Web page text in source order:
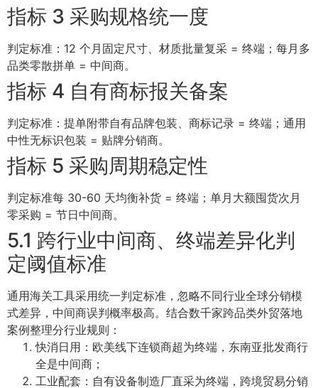
指标 3 采购规格统一度
判定标准：12 个月固定尺寸、材质批量复采 = 终端；每月多
品类零散拼单 = 中间商。
指标 4 自有商标报关备案
判定标准：提单附带自有品牌包装、商标记录 = 终端；通用
中性无标识包装 = 贴牌分销商。
指标 5 采购周期稳定性
判定标准每 30-60 天均衡补货 = 终端；单月大额囤货次月
零采购 = 节日中间商。
5.1 跨行业中间商、终端差异化判
定阈值标准
通用海关工具采用统一判定标准，忽略不同行业全球分销模
式差异，中间商误判概率极高。结合数千家跨品类外贸落地
案例整理分行业规则：
快消日用：欧美线下连锁商超为终端，东南亚批发商行
全是中间商；
工业配套：自有设备制造厂直采为终端，跨境贸易分销